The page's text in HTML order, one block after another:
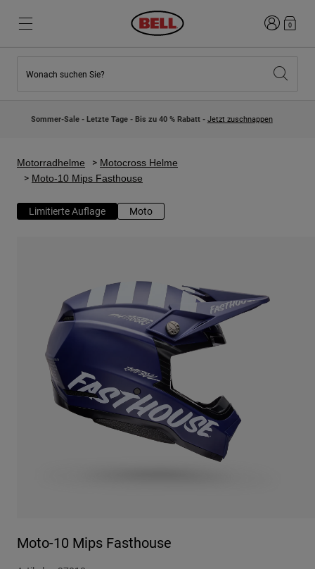
Neuzugänge
Kinder Motocrosshelme
Lifestyle
Motocross
Adventure
Retro
Ersatzteile
Neuzugänge
Lifestyle
Entdecke Bike
Road & Gravel
Urban
Ersatzteile
Alle Artikel anzeigen
Anmelden
0
Wonach suchen Sie?
Sommer-Sale - Letzte Tage - Bis zu 40 % Rabatt - Jetzt zuschnappen
Motorradhelme
Motocross Helme
Moto-10 Mips Fasthouse
Limitierte Auflage Moto
Moto-10 Mips Fasthouse